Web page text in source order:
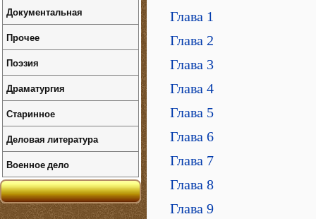
Глава 1
Глава 2
Глава 3
Глава 4
Глава 5
Глава 6
Глава 7
Глава 8
Глава 9
Документальная
Прочее
Поэзия
Драматургия
Старинное
Деловая литература
Военное дело